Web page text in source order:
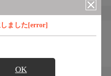
ました[error]
OK